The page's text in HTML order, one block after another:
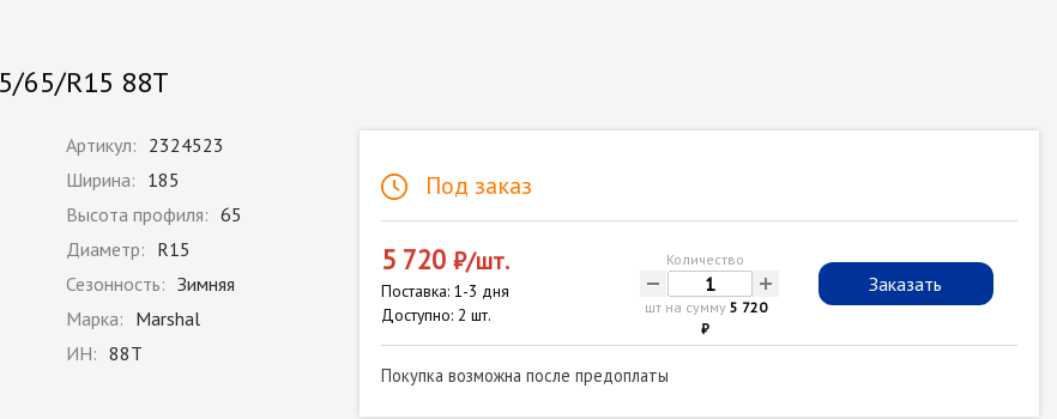
65/R15 88T
Артикул: 2324523
Ширина: 185
Высота профиля: 65
Диаметр: R15
Сезонность: Зимняя
Марка: Marshal
ИН: 88T
Под заказ
5 720 ₽/шт.
Поставка: 1-3 дня
Доступно: 2 шт.
Количество
- +
шт на сумму 5 720
₽
Заказать
Покупка возможна после предоплаты